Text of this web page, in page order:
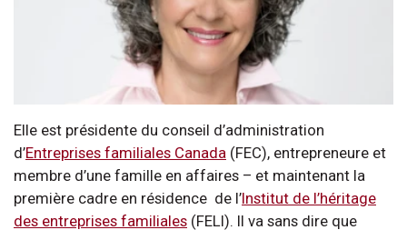
Elle est présidente du conseil d’administration
d’Entreprises familiales Canada (FEC), entrepreneure et
membre d’une famille en affaires – et maintenant la
première cadre en résidence de l’Institut de l’héritage
des entreprises familiales (FELI). Il va sans dire que